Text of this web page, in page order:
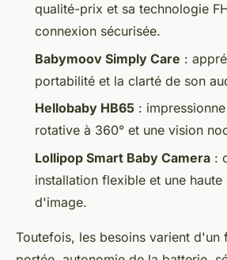
qualité-prix et sa technologie
connexion sécurisée.
Babymoov Simply Care :
portabilité et la clarté de son
Hellobaby HB65 :
rotative à 360° et une vision
Lollipop Smart Baby Camera :
installation flexible et une haute
d'image.
Toutefois, les besoins varient d'un